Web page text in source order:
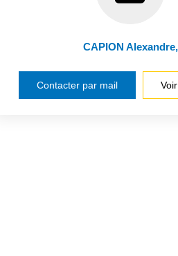
CAPION Alexandre,
Contacter par mail